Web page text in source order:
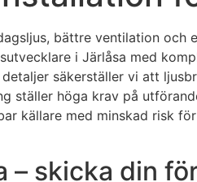
bättre ventilation
i Järlåsa med
säkerställer vi att
ställer höga krav på
källare med minskad risk
skicka din